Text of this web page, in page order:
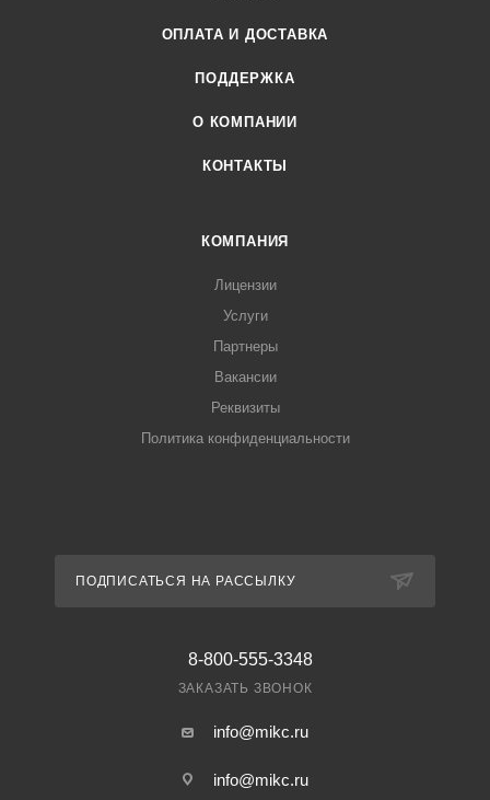
ОПЛАТА И ДОСТАВКА
ПОДДЕРЖКА
О КОМПАНИИ
КОНТАКТЫ
КОМПАНИЯ
Лицензии
Услуги
Партнеры
Вакансии
Реквизиты
Политика конфиденциальности
ПОДПИСАТЬСЯ НА РАССЫЛКУ
8-800-555-3348
ЗАКАЗАТЬ ЗВОНОК
info@mikc.ru
info@mikc.ru